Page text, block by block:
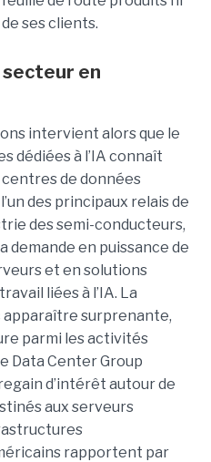
ses clients.
secteur en
intervient alors que le
dédiées à l’IA connaît
de données
des principaux relais de
des semi-conducteurs,
demande en puissance de
et en solutions
liées à l’IA. La
apparaître surprenante,
parmi les activités
Data Center Group
d’intérêt autour de
aux serveurs
rapportent par